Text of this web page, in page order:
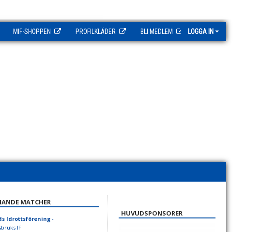
MIF-SHOPPEN PROFILKLÄDER BLI MEDLEM LOGGA IN
MATCHER
Idrottsförening-
IF
HUVUDSPONSORER